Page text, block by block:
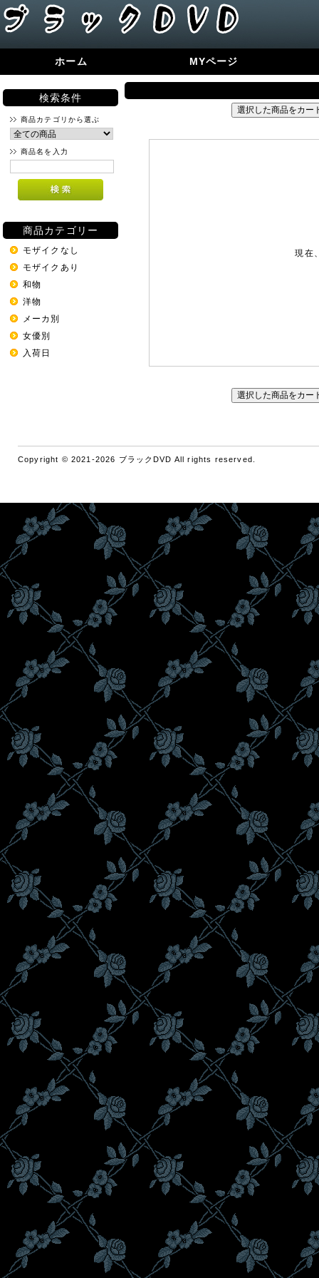
ホーム MYページ
検索条件
商品カテゴリから選ぶ
商品名を入力
商品カテゴリー
モザイクなし
モザイクあり
和物
洋物
メーカ別
女優別
入荷日
現在
Copyright © 2021-2026 ブラックDVD All rights reserved.